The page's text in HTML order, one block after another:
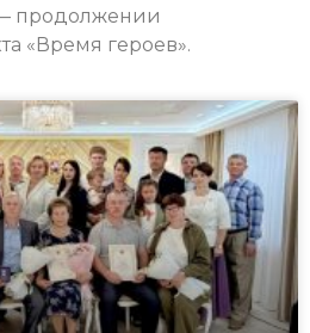
продолжении
«Время героев».